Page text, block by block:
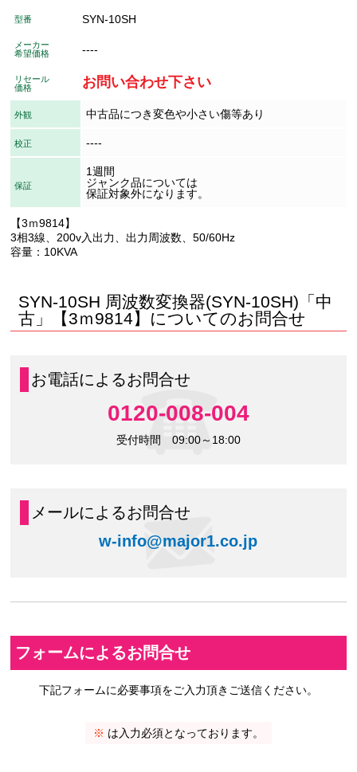
型番 SYN-10SH
メーカー
希望価格
----
リセール
価格
お問い合わせ下さい
外観 中古品につき変色や小さい傷等あり
校正 ----
保証
1週間
ジャンク品については
保証対象外になります。
【3ｍ9814】
3相3線、200v入出力、出力周波数、50/60Hz
容量：10KVA
SYN-10SH 周波数変換器(SYN-10SH)「中
古」【3ｍ9814】についてのお問合せ
お電話によるお問合せ
0120-008-004
受付時間 09:00～18:00
メールによるお問合せ
w-info@major1.co.jp
フォームによるお問合せ
下記フォームに必要事項をご入力頂きご送信ください。
※ は入力必須となっております。